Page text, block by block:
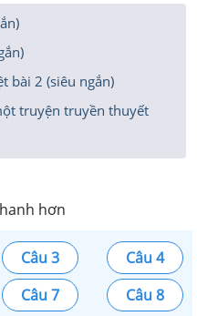
bài 2 (siêu ngắn)
truyện truyền thuyết
hơn
Câu 3
Câu 4
Câu 7
Câu 8